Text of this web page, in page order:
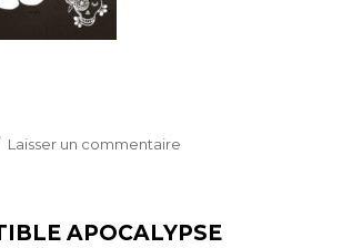
Laisser un commentaire
APOCALYPSE